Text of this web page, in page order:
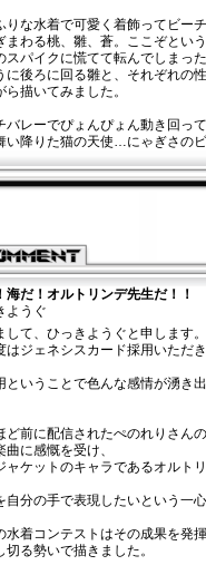
りな水着で可愛く着飾ってビー
まわる桃、雛、蒼。ここぞとい
スパイクに慌てて転んでしまっ
に後ろに回る雛と、それぞれの
ら描いてみました。
バレーでぴょんぴょん動き回っ
い降りた猫の天使…にゃぎさの
海だ！オルトリンデ先生だ！！
ようぐ
して、ひっきようぐと申します。
はジェネシスカード採用いただ
ということで色んな感情が湧き
ど前に配信されたぺのれりさん
曲に感慨を受け、
ャケットのキャラであるオルト
自分の手で表現したいという一
水着コンテストはその成果を発
切る勢いで描きました。